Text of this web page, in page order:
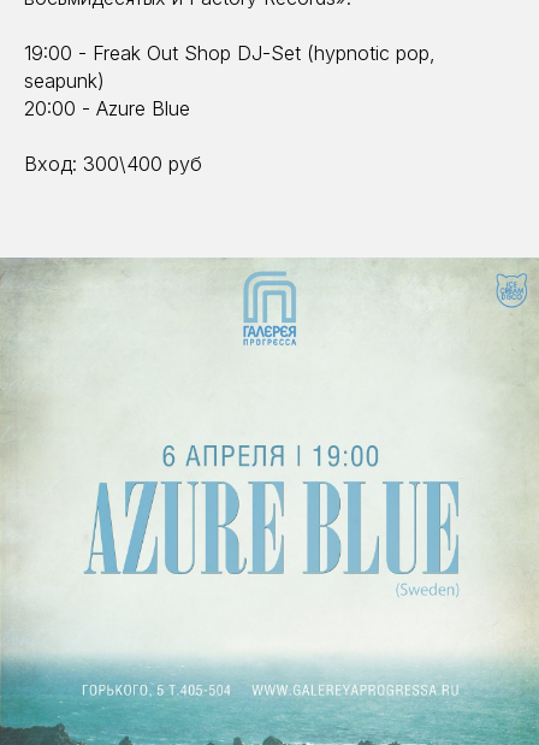
19:00 - Freak Out Shop DJ-Set (hypnotic pop,
seapunk)
20:00 - Azure Blue
Вход: 300\400 руб